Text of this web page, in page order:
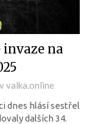
invaze na
valka.online
dnes hlásí sestřel
dalších 34.